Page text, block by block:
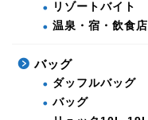
リゾートバイト
温泉・宿・飲食店
バッグ
ダッフルバッグ
バッグ